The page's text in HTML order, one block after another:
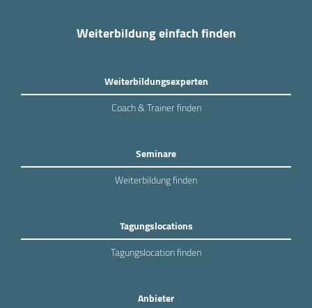
Weiterbildung einfach finden
Weiterbildungsexperten
Coach & Trainer finden
Seminare
Weiterbildung finden
Tagungslocations
Tagungslocation finden
Anbieter